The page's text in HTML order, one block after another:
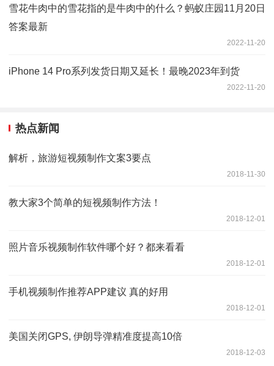
雪花牛肉中的雪花指的是牛肉中的什么？蚂蚁庄园11月20日
答案最新
2022-11-20
iPhone 14 Pro系列发货日期又延长！最晚2023年到货
2022-11-20
热点新闻
解析，旅游短视频制作文案3要点
2018-11-30
教大家3个简单的短视频制作方法！
2018-12-01
照片音乐视频制作软件哪个好？都来看看
2018-12-01
手机视频制作推荐APP建议 真的好用
2018-12-01
美国关闭GPS, 伊朗导弹精准度提高10倍
2018-12-03